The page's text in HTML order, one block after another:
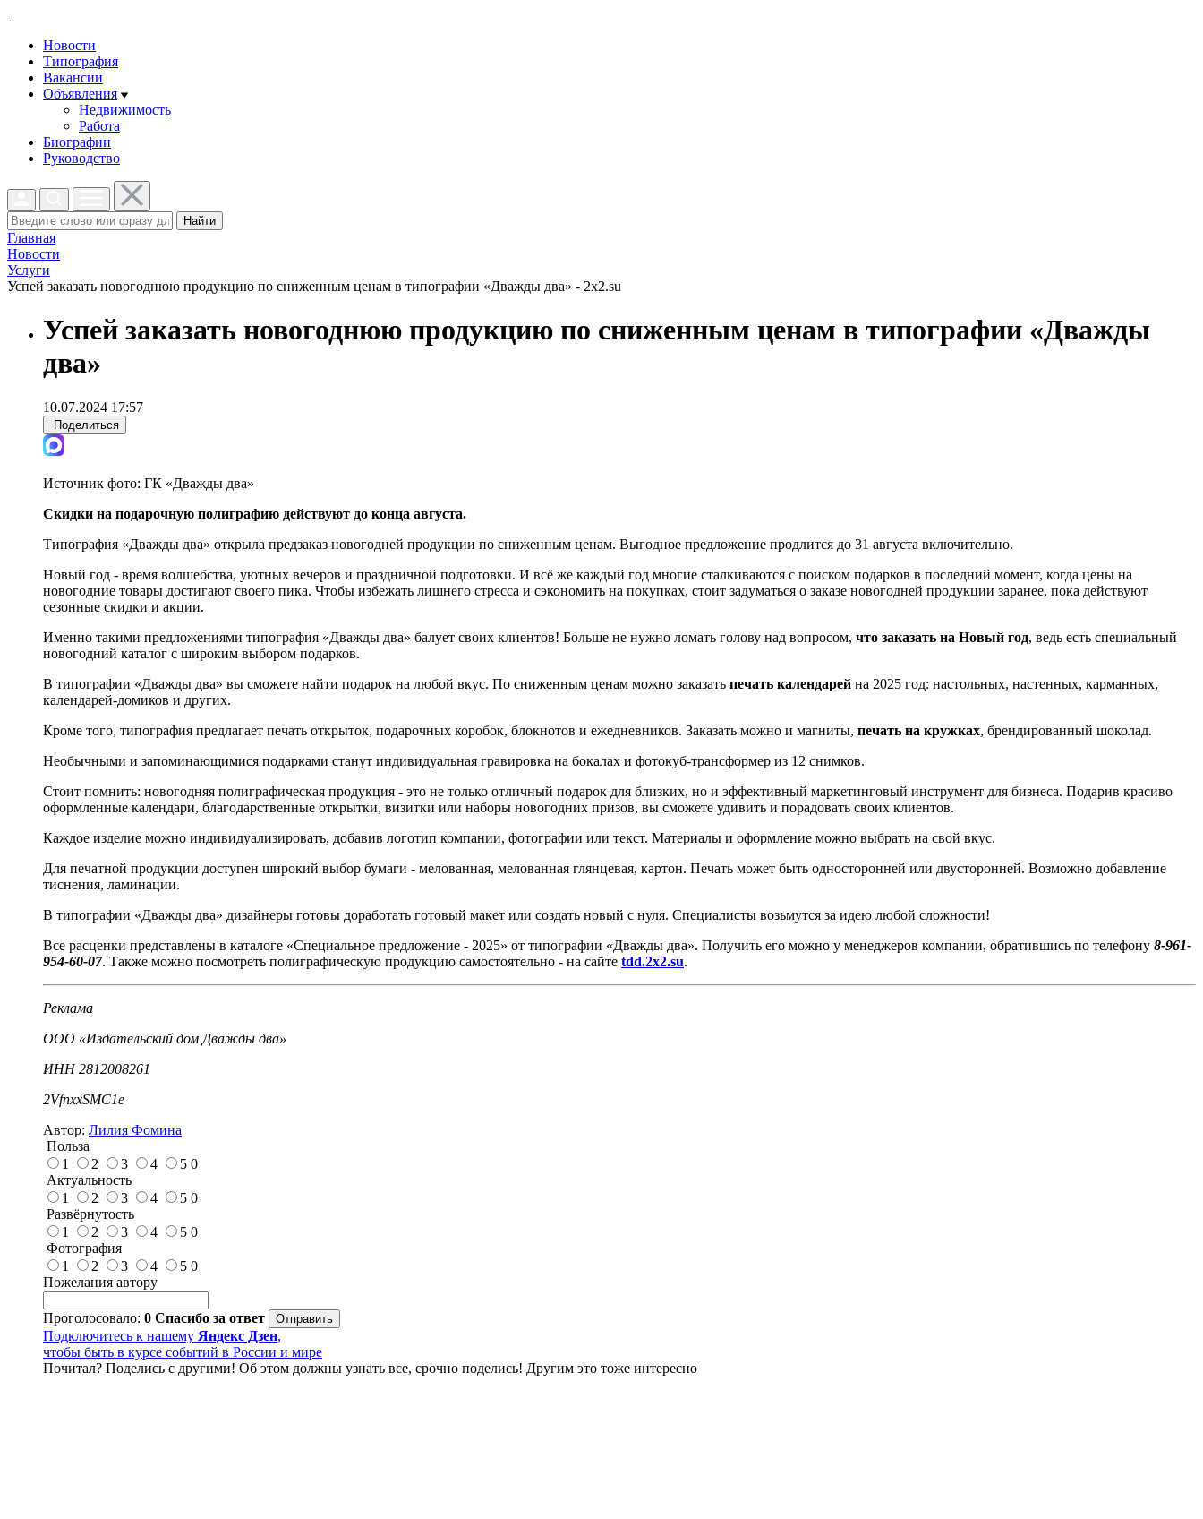
Новости
Типография
Вакансии
Объявления
Недвижимость
Работа
Биографии
Руководство
Найти
Главная
Новости
Услуги
Успей заказать новогоднюю продукцию по сниженным ценам в типографии «Дважды два» - 2x2.su
Успей заказать новогоднюю продукцию по сниженным ценам в типографии «Дважды
два»
10.07.2024 17:57
Поделиться
Источник фото: ГК «Дважды два»
Скидки на подарочную полиграфию действуют до конца августа.
Типография «Дважды два» открыла предзаказ новогодней продукции по сниженным ценам. Выгодное предложение продлится до 31 августа включительно.
Новый год - время волшебства, уютных вечеров и праздничной подготовки. И всё же каждый год многие сталкиваются с поиском подарков в последний момент, когда цены на
новогодние товары достигают своего пика. Чтобы избежать лишнего стресса и сэкономить на покупках, стоит задуматься о заказе новогодней продукции заранее, пока действуют
сезонные скидки и акции.
Именно такими предложениями типография «Дважды два» балует своих клиентов! Больше не нужно ломать голову над вопросом, что заказать на Новый год, ведь есть специальный
новогодний каталог с широким выбором подарков.
В типографии «Дважды два» вы сможете найти подарок на любой вкус. По сниженным ценам можно заказать печать календарей на 2025 год: настольных, настенных, карманных,
календарей-домиков и других.
Кроме того, типография предлагает печать открыток, подарочных коробок, блокнотов и ежедневников. Заказать можно и магниты, печать на кружках, брендированный шоколад.
Необычными и запоминающимися подарками станут индивидуальная гравировка на бокалах и фотокуб-трансформер из 12 снимков.
Стоит помнить: новогодняя полиграфическая продукция - это не только отличный подарок для близких, но и эффективный маркетинговый инструмент для бизнеса. Подарив красиво
оформленные календари, благодарственные открытки, визитки или наборы новогодних призов, вы сможете удивить и порадовать своих клиентов.
Каждое изделие можно индивидуализировать, добавив логотип компании, фотографии или текст. Материалы и оформление можно выбрать на свой вкус.
Для печатной продукции доступен широкий выбор бумаги - мелованная, мелованная глянцевая, картон. Печать может быть односторонней или двусторонней. Возможно добавление
тиснения, ламинации.
В типографии «Дважды два» дизайнеры готовы доработать готовый макет или создать новый с нуля. Специалисты возьмутся за идею любой сложности!
Все расценки представлены в каталоге «Специальное предложение - 2025» от типографии «Дважды два». Получить его можно у менеджеров компании, обратившись по телефону 8-961-
954-60-07. Также можно посмотреть полиграфическую продукцию самостоятельно - на сайте tdd.2x2.su.
Реклама
ООО «Издательский дом Дважды два»
ИНН 2812008261
2VfnxxSMC1e
Автор: Лилия Фомина
Польза
1
2 3 4 5 0
Актуальность
1
2 3 4 5 0
Развёрнутость
1
2 3 4 5 0
Фотография
1
2 3 4 5 0
Пожелания автору
Проголосовало: 0 Спасибо за ответ
Подключитесь к нашему Яндекс Дзен,
чтобы быть в курсе событий в России и мире
Почитал? Поделись с другими! Об этом должны узнать все, срочно поделись! Другим это тоже интересно